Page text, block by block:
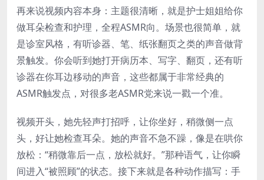
再来说视频内容本身：主题很清晰，就是护士姐姐给你
做耳朵检查和护理，全程ASMR向。场景也很简单，就
是诊室风格，有听诊器、笔、纸张翻页之类的声音做背
景触发。你会听到她打开病历本、写字、翻页，还有听
诊器在你耳边移动的声音，这些都属于非常经典的
ASMR触发点，对很多老ASMR党来说一戳一个准。
视频开头，她先轻声打招呼，让你坐好，稍微侧一点
头，好让她检查耳朵。她的声音不急不躁，像是在哄你
放松：“稍微靠后一点，放松就好。”那种语气，让你瞬
间进入“被照顾”的状态。接下来就是各种动作描写：手